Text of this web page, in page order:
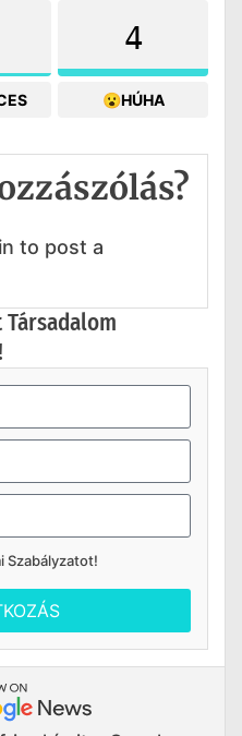
4
😮HÚHA
to post a
Szabályzatot!